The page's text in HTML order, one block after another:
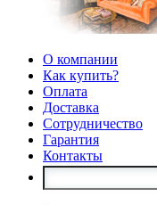
О компании
Как купить?
Оплата
Доставка
Сотрудничество
Гарантия
Контакты